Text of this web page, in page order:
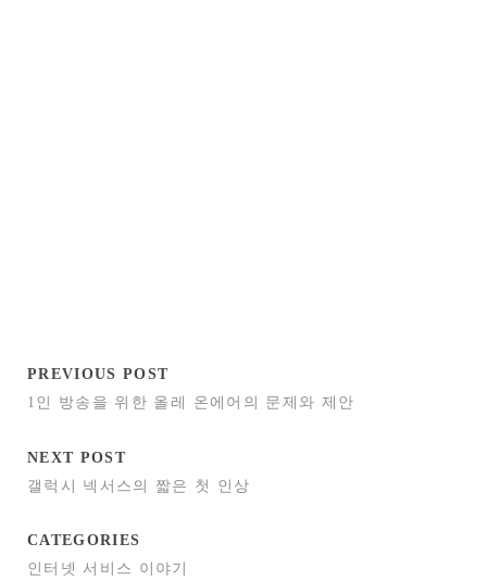
PREVIOUS POST
1인 방송을 위한 올레 온에어의 문제와 제안
NEXT POST
갤럭시 넥서스의 짧은 첫 인상
CATEGORIES
인터넷 서비스 이야기